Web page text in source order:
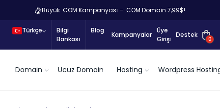
Büyük .COM Kampanyası – .COM Domain 7,99$!
Türkçe
Bilgi
Bankası
Blog
Kampanyalar
Üye
Girişi
Destek
0
Domain Ucuz Domain Hosting Wordpress